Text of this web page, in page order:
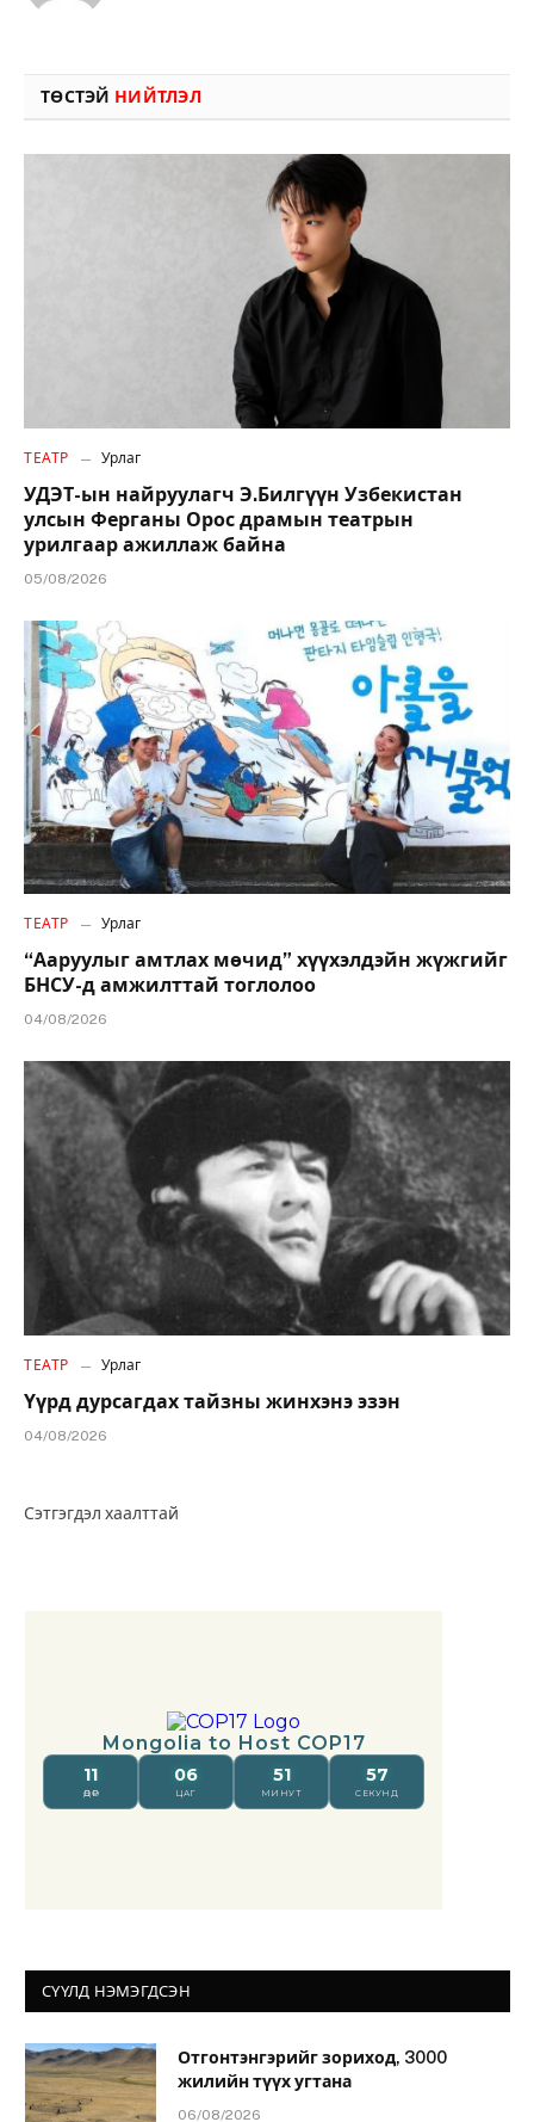
ТӨСТЭЙ НИЙТЛЭЛ
ТЕАТР Урлаг
УДЭТ-ын найруулагч Э.Билгүүн Узбекистан
улсын Ферганы Орос драмын театрын
урилгаар ажиллаж байна
05/08/2026
ТЕАТР Урлаг
“Ааруулыг амтлах мөчид” хүүхэлдэйн жүжгийг
БНСУ-д амжилттай тоглолоо
04/08/2026
ТЕАТР Урлаг
Үүрд дурсагдах тайзны жинхэнэ эзэн
04/08/2026
Сэтгэгдэл хаалттай
СҮҮЛД НЭМЭГДСЭН
Отгонтэнгэрийг зориход, 3000
жилийн түүх угтана
06/08/2026